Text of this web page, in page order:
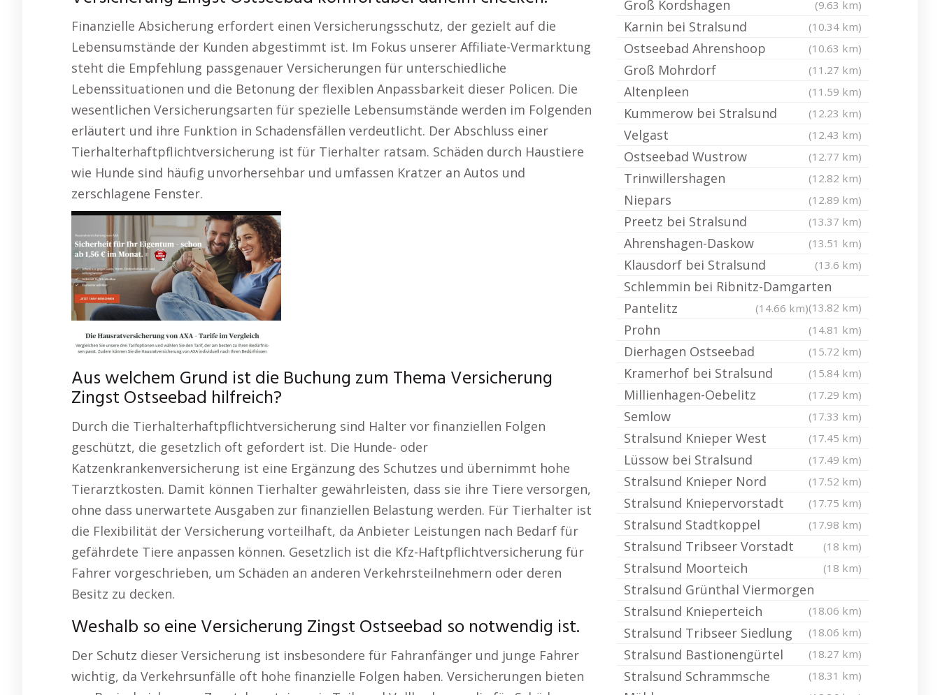
Finanzielle Absicherung erfordert einen Versicherungsschutz, der gezielt auf die
Lebensumstände der Kunden abgestimmt ist. Im Fokus unserer Affiliate-Vermarktung
steht die Empfehlung passgenauer Versicherungen für unterschiedliche
Lebenssituationen und die Betonung der flexiblen Anpassbarkeit dieser Policen. Die
wesentlichen Versicherungsarten für spezielle Lebensumstände werden im Folgenden
erläutert und ihre Funktion in Schadensfällen verdeutlicht. Der Abschluss einer
Tierhalterhaftpflichtversicherung ist für Tierhalter ratsam. Schäden durch Haustiere
wie Hunde sind häufig unvorhersehbar und umfassen Kratzer an Autos und
zerschlagene Fenster.
Aus welchem Grund ist die Buchung zum Thema Versicherung
Zingst Ostseebad hilfreich?
Durch die Tierhalterhaftpflichtversicherung sind Halter vor finanziellen Folgen
geschützt, die gesetzlich oft gefordert ist. Die Hunde- oder
Katzenkrankenversicherung ist eine Ergänzung des Schutzes und übernimmt hohe
Tierarztkosten. Damit können Tierhalter gewährleisten, dass sie ihre Tiere versorgen,
ohne dass unerwartete Ausgaben zur finanziellen Belastung werden. Für Tierhalter ist
die Flexibilität der Versicherung vorteilhaft, da Anbieter Leistungen nach Bedarf für
gefährdete Tiere anpassen können. Gesetzlich ist die Kfz-Haftpflichtversicherung für
Fahrer vorgeschrieben, um Schäden an anderen Verkehrsteilnehmern oder deren
Besitz zu decken.
Weshalb so eine Versicherung Zingst Ostseebad so notwendig ist.
Der Schutz dieser Versicherung ist insbesondere für Fahranfänger und junge Fahrer
wichtig, da Verkehrsunfälle oft hohe finanzielle Folgen haben. Versicherungen bieten
Groß Kordshagen (9.63 km)
Karnin bei Stralsund (10.34 km)
Ostseebad Ahrenshoop (10.63 km)
Groß Mohrdorf (11.27 km)
Altenpleen (11.59 km)
Kummerow bei Stralsund (12.23 km)
Velgast (12.43 km)
Ostseebad Wustrow (12.77 km)
Trinwillershagen (12.82 km)
Niepars (12.89 km)
Preetz bei Stralsund (13.37 km)
Ahrenshagen-Daskow (13.51 km)
Klausdorf bei Stralsund (13.6 km)
Schlemmin bei Ribnitz-Damgarten
(13.82 km)
Pantelitz (14.66 km)
Prohn (14.81 km)
Dierhagen Ostseebad (15.72 km)
Kramerhof bei Stralsund (15.84 km)
Millienhagen-Oebelitz (17.29 km)
Semlow (17.33 km)
Stralsund Knieper West (17.45 km)
Lüssow bei Stralsund (17.49 km)
Stralsund Knieper Nord (17.52 km)
Stralsund Kniepervorstadt (17.75 km)
Stralsund Stadtkoppel (17.98 km)
Stralsund Tribseer Vorstadt (18 km)
Stralsund Moorteich (18 km)
Stralsund Grünthal Viermorgen
(18.06 km)
Stralsund Knieperteich
(18.06 km)
Stralsund Tribseer Siedlung
(18.27 km)
Stralsund Bastionengürtel
(18.31 km)
Stralsund Schrammsche